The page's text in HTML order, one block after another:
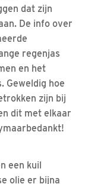
dat zijn
De info over
regenjas
en het
Geweldig hoe
zijn bij
dit met elkaar
een kuil
olie er bijna